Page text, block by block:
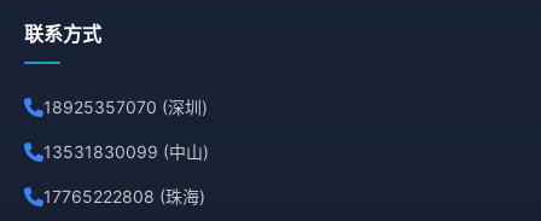
联系方式
18925357070 (深圳)
13531830099 (中山)
17765222808 (珠海)